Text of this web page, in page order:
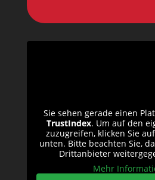
Sie sehen gerade einen
TrustIndex. Um auf den
zuzugreifen, klicken Sie
unten. Bitte beachten Sie,
Drittanbieter
Mehr